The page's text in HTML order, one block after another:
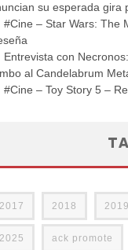
su esperada gira
#Cine – Star Wars: The
Entrevista con
al Candelabrum
#Cine – Toy Story 5 –
2017 2018 2019
2025 ack promote